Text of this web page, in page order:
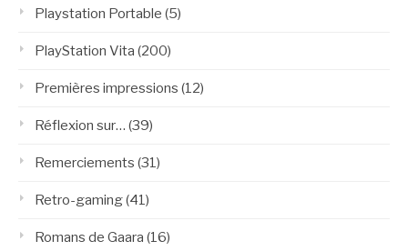
Playstation Portable (5)
PlayStation Vita (200)
Premières impressions (12)
Réflexion sur… (39)
Remerciements (31)
Retro-gaming(41)
Romans de Gaara (16)